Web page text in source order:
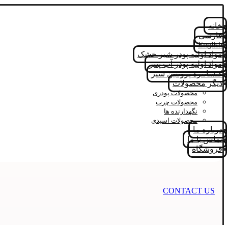
خانه
فارسی
English
مواد اولیه پودر شیر خشک
مواد اولیه پودر آب پنیر
کنسانتره پروتئین شیر
دیگر محصولات
محصولات پودری
محصولات چرب
نگهدارنده ها
محصولات اسیدی
درباره ما
تماس با ما
فروشگاه
CONTACT US